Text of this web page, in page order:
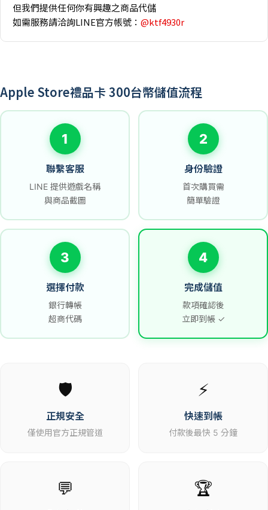
但我們提供任何你有興趣之商品代儲
如需服務請洽詢LINE官方帳號： @ktf4930r
Apple Store禮品卡 300台幣儲值流程
1
聯繫客服
LINE 提供遊戲名稱
與商品截圖
2
身份驗證
首次購買需
簡單驗證
3
選擇付款
銀行轉帳
超商代碼
4
完成儲值
款項確認後
立即到帳 ✓
🛡️
正規安全
僅使用官方正規管道
⚡
快速到帳
付款後最快 5 分鐘
💬 🏆